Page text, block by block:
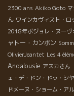
2300 ans Akiko Goto
ん ワインカヴィスト・ロ
2018年ボジョレ・ヌーヴ
ャトー・カンボン
OlivierJeantet Les 4
Andalousie アスカさん
ェ・デ・ドン・ドゥ・シ
ドメーヌ・ショーム・ア